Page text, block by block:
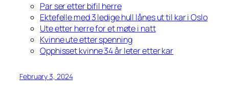
Par ser etter bifil herre
Ektefelle med 3 ledige hull lånes ut til kar i Oslo
Ute etter herre for et møte i natt
Kvinne ute etter spenning
Opphisset kvinne 34 år leter etter kar
February 3, 2024